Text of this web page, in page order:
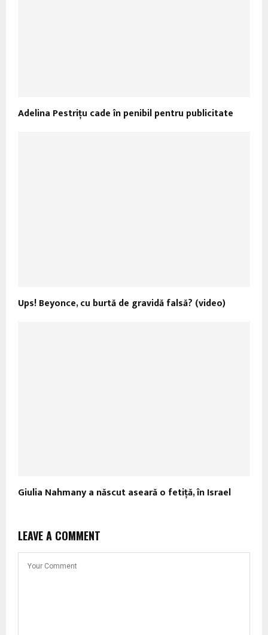
Adelina Pestriţu cade în penibil pentru publicitate
Ups! Beyonce, cu burtă de gravidă falsă? (video)
Giulia Nahmany a născut aseară o fetiţă, în Israel
LEAVE A COMMENT